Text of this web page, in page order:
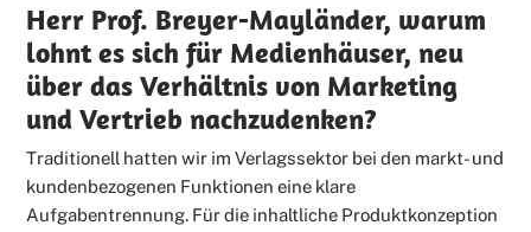
Herr Prof. Breyer-Mayländer, warum
lohnt es sich für Medienhäuser, neu
über das Verhältnis von Marketing
und Vertrieb nachzudenken?
Traditionell hatten wir im Verlagssektor bei den markt- und
kundenbezogenen Funktionen eine klare
Aufgabentrennung. Für die inhaltliche Produktkonzeption